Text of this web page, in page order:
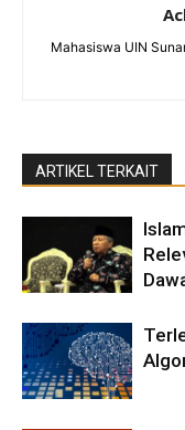
Mahasiswa UIN
ARTIKEL TERKAIT